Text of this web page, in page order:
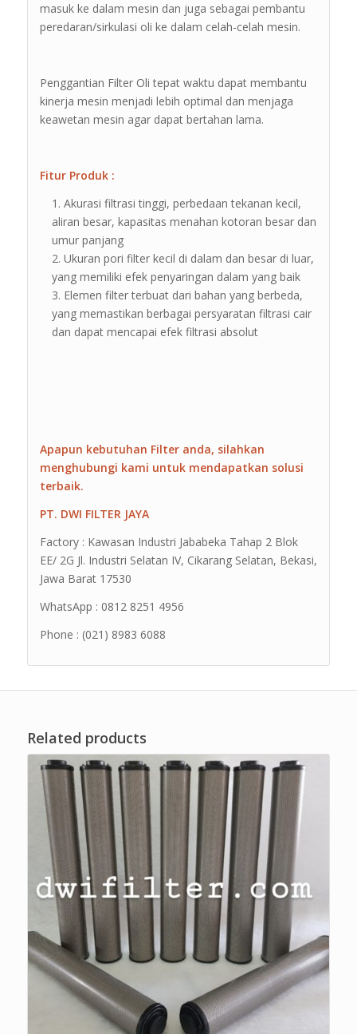
masuk ke dalam mesin dan juga sebagai pembantu
peredaran/sirkulasi oli ke dalam celah-celah mesin.
Penggantian Filter Oli tepat waktu dapat membantu
kinerja mesin menjadi lebih optimal dan menjaga
keawetan mesin agar dapat bertahan lama.
Fitur Produk :
Akurasi filtrasi tinggi, perbedaan tekanan kecil,
aliran besar, kapasitas menahan kotoran besar dan
umur panjang
Ukuran pori filter kecil di dalam dan besar di luar,
yang memiliki efek penyaringan dalam yang baik
Elemen filter terbuat dari bahan yang berbeda,
yang memastikan berbagai persyaratan filtrasi cair
dan dapat mencapai efek filtrasi absolut
Apapun kebutuhan Filter anda, silahkan
menghubungi kami untuk mendapatkan solusi
terbaik.
PT. DWI FILTER JAYA
Factory : Kawasan Industri Jababeka Tahap 2 Blok
EE/ 2G Jl. Industri Selatan IV, Cikarang Selatan, Bekasi,
Jawa Barat 17530
WhatsApp : 0812 8251 4956
Phone : (021) 8983 6088
Related products